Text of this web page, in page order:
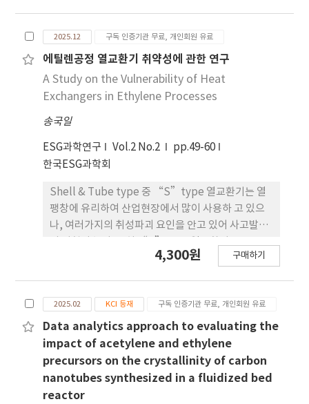
scavenger films showing the highest
adsorption efficiencies. The treated samples
exhibited significantly lower weight loss,
higher moisture retention, and reduced
control (p < 0.05). Sensory and color analyses
confirmed that ethylene scavenger–
integrated packaging preserved the
microdictyon for up to 30 days, whereas
control samples deteriorated rapidly. These
findings highlight that torrefied wood is a
absorbers, offering a promising bio-based
food waste in ethylene-sensitive crops.
materials. Thermal conversion is a critical
step in the preparation of pitch-based
carbon materials, as it largely determines the
final structural quality of the carbon product.
research subject, and a combination of
analytical techniques, including group
composition analysis, elemental analysis,
(FTIR), polarized optical microscopy (POM),
Raman spectroscopy, and X-ray diffraction
(XRD) were employed to investigate the
evolution of the average molecular structure
and carbon microstructure during the
conversion temperature and duration, the
degree of aromatic condensation in the ETP-
derived products gradually increases.
Simultaneously, the internal carbon
microcrystals become more ordered and
larger in size. Notably, when the thermal
2025.12 구독 인증기관 무료, 개인회원 유료
에틸렌공정 열교환기 취약성에 관한 연구
A Study on the Vulnerability of Heat
Exchangers in Ethylene Processes
송국일
ESG과학연구 Vol.2 No.2
pp.49-60
한국ESG과학회
Shell & Tube type 중 “S”type 열교환기는 열
팽창에 유리하여 산업현장에서 많이 사용하 고 있으
나, 여러가지의 취성파괴 요인을 안고 있어 사고발생
Floating Head를 Tube Sheet 반대편에서 잡아주
온도환경, 기밀시 험 등 에 따라 여러 취성취약 요인을
갖고 있다. 본 연구는 지난 2022년 2월에 발생한 에틸
렌 공장의 열교환기 폭발 사고의 사고원인 조사 에 기
초하여, Backing Device 파단 부위와 파단면 분석,
강도 시뮬레이션 등을 통해 해당 사고에서 나타난
Backing Device의 취성 취약요인을 제시하였다. 본
4,300원 구매하기
2025.02 KCI 등재 구독 인증기관 무료, 개인회원 유료
Data analytics approach to evaluating the
impact of acetylene and ethylene
precursors on the crystallinity of carbon
nanotubes synthesized in a fluidized bed
reactor